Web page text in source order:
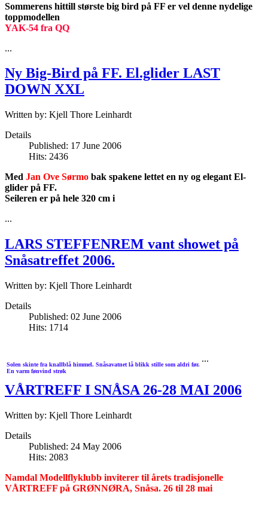
Sommerens hittill største big bird på FF er vel denne nydelige
toppmodellen
YAK-54 fra QQ
...
Ny Big-Bird på FF. El.glider LAST
DOWN XXL
Written by: Kjell Thore Leinhardt
Details
Published: 17 June 2006
Hits: 2436
Med Jan Ove Sørmo bak spakene lettet en ny og elegant El-
glider på FF.
Seileren er på hele 320 cm i
...
LARS STEFFENREM vant showet på
Snåsatreffet 2006.
Written by: Kjell Thore Leinhardt
Details
Published: 02 June 2006
Hits: 1714
Solen skinte fra knallblå himmel. Snåsavatnet lå blikk stille som aldri før.
En varm fønvind strøk
...
VÅRTREFF I SNÅSA 26-28 MAI 2006
Written by: Kjell Thore Leinhardt
Details
Published: 24 May 2006
Hits: 2083
Namdal Modellflyklubb inviterer til årets tradisjonelle
VÅRTREFF på GRØNNØRA, Snåsa. 26 til 28 mai